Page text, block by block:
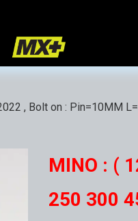
, Bolt on : Pin=10MM
MINO : (
250 300